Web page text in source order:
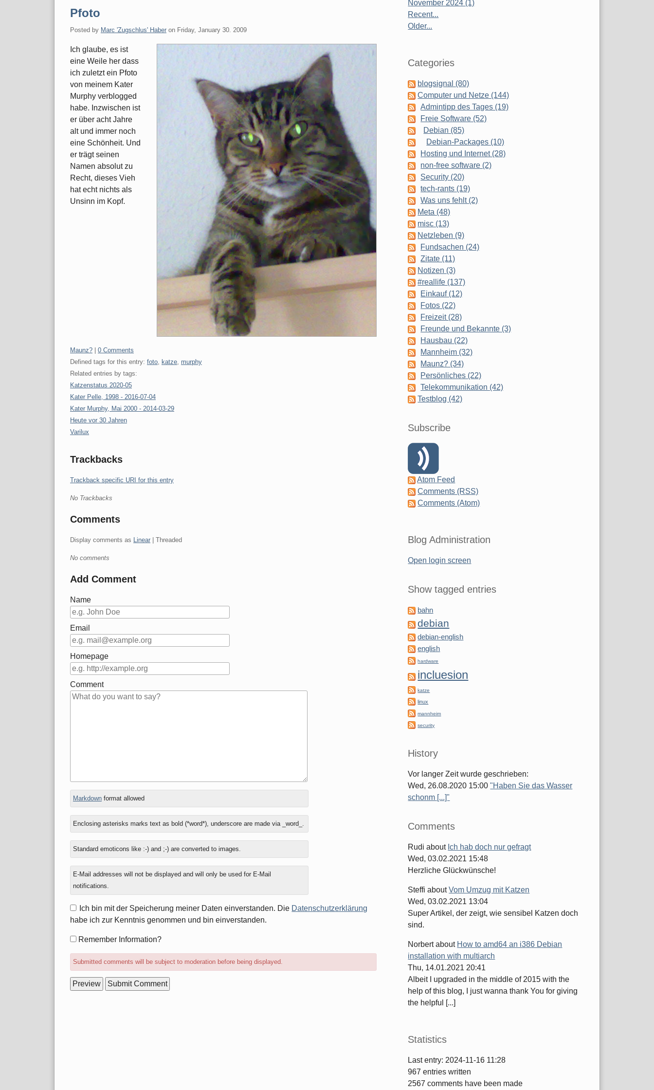
Pfoto
Posted by Marc 'Zugschlus' Haber on Friday, January 30. 2009
Ich glaube, es ist
eine Weile her dass
ich zuletzt ein Pfoto
von meinem Kater
Murphy verblogged
habe. Inzwischen ist
er über acht Jahre
alt und immer noch
eine Schönheit. Und
er trägt seinen
Namen absolut zu
Recht, dieses Vieh
hat echt nichts als
Unsinn im Kopf.
Categories:
Maunz?
0 Comments
Defined tags for this entry: foto, katze, murphy
Related entries by tags:
Katzenstatus 2020-05
Kater Pelle, 1998 - 2016-07-04
Kater Murphy, Mai 2000 - 2014-03-29
Heute vor 30 Jahren
Varilux
Trackbacks
Trackback specific URI for this entry
No Trackbacks
Comments
Display comments as Linear | Threaded
No comments
Add Comment
Name
Email
Homepage
Comment
In
reply
to
What
is
three
zero?
Markdownformat allowed
Enclosing asterisks marks text as bold (*word*), underscore are made via _word_.
Standard emoticons like :-) and ;-) are converted to images.
E-Mail addresses will not be displayed and will only be used for E-Mail
notifications.
Ich bin mit der Speicherung meiner Daten einverstanden. Die Datenschutzerklärung
habe ich zur Kenntnis genommen und bin einverstanden.
FormRemember Information?
Submitted comments will be subject to moderation before being displayed.
November 2024 (1)
Recent...
Older...
Categories
blogsignal (80)
Computer und Netze (144)
Admintipp des Tages (19)
Freie Software (52)
Debian (85)
Debian-Packages (10)
Hosting und Internet (28)
non-free software (2)
Security (20)
tech-rants (19)
Was uns fehlt (2)
Meta (48)
misc (13)
Netzleben (9)
Fundsachen (24)
Zitate (11)
Notizen (3)
#reallife (137)
Einkauf (12)
Fotos (22)
Freizeit (28)
Freunde und Bekannte (3)
Hausbau (22)
Mannheim (32)
Maunz? (34)
Persönliches (22)
Telekommunikation (42)
Testblog (42)
Subscribe
Atom Feed
Comments (RSS)
Comments (Atom)
Blog Administration
Open login screen
Show tagged entries
bahn
debian
debian-english
english
hardware
incluesion
katze
linux
mannheim
security
History
Vor langer Zeit wurde geschrieben:
Wed, 26.08.2020 15:00"Haben Sie das Wasser
schonm [...]"
Comments
Rudi about Ich hab doch nur gefragt
Wed, 03.02.2021 15:48
Herzliche Glückwünsche!
Steffi aboutVom Umzug mit Katzen
Wed, 03.02.2021 13:04
Super Artikel, der zeigt, wie sensibel Katzen doch
sind.
Norbertabout How to amd64 an i386 Debian
installation with multiarch
Thu, 14.01.2021 20:41
Albeit I upgraded in the middle of 2015 with the
help of this blog, I just wanna thank You for giving
the helpful [...]
Statistics
Last entry: 2024-11-16 11:28
967 entries written
2567 comments have been made